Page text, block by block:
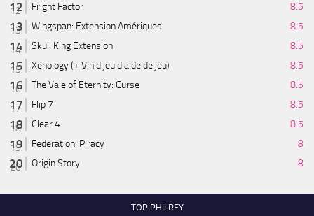
Fright Factor
8.5
Wingspan: Extension Amériques
8.5
Skull King Extension
8.5
Xenology (+ Vin d'jeu d'aide de jeu)
8.5
The Vale of Eternity: Curse
8.5
Flip 7
8.5
Clear 4
8.5
Federation: Piracy
8
Origin Story
8
TOP PHILREY